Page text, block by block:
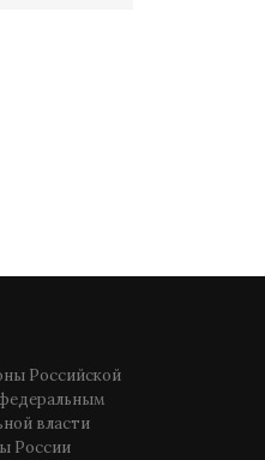
Российской
власти
России